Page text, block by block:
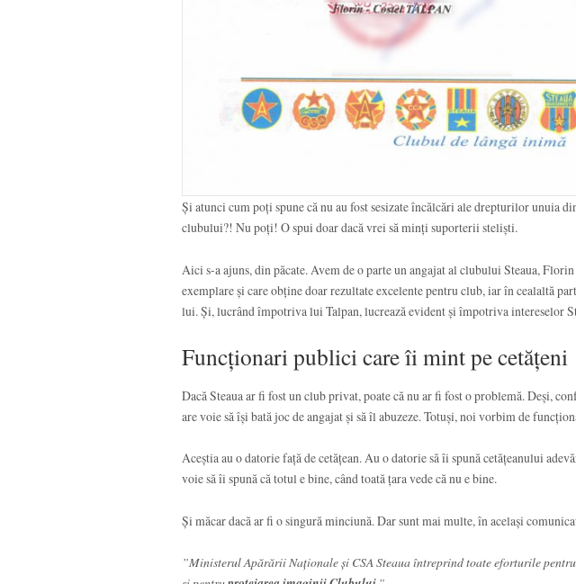
Și atunci cum poți spune că nu au fost sesizate încălcări ale drepturilor unuia
clubului?! Nu poți! O spui doar dacă vrei să minți suporterii steliști.
Aici s-a ajuns, din păcate. Avem de o parte un angajat al clubului Steaua,
exemplare și care obține doar rezultate excelente pentru club, iar în cealaltă
lui. Și, lucrând împotriva lui Talpan, lucrează evident și împotriva intereselor
Funcționari publici care îi mint pe cetățeni
Dacă Steaua ar fi fost un club privat, poate că nu ar fi fost o problemă. Deși,
are voie să își bată joc de angajat și să îl abuzeze. Totuși, noi vorbim de
Aceștia au o datorie față de cetățean. Au o datorie să îi spună cetățeanului
voie să îi spună că totul e bine, când toată țara vede că nu e bine.
Și măcar dacă ar fi o singură minciună. Dar sunt mai multe, în același
”Ministerul Apărării Naționale și CSA Steaua întreprind toate eforturile